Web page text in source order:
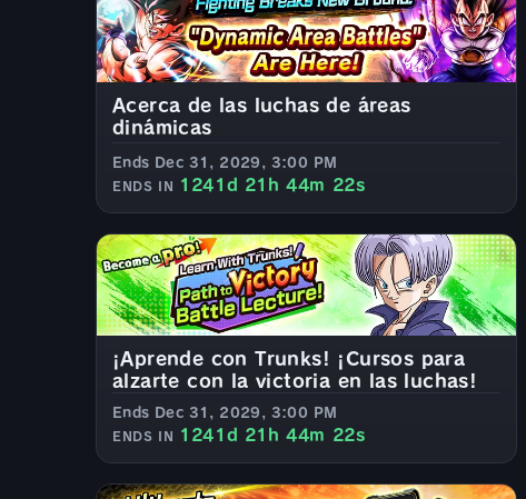
Acerca de las luchas de áreas
dinámicas
Ends Dec 31, 2029, 3:00 PM
ENDS IN 1241d 21h 44m 20s
¡Aprende con Trunks! ¡Cursos para
alzarte con la victoria en las luchas!
Ends Dec 31, 2029, 3:00 PM
ENDS IN 1241d 21h 44m 20s